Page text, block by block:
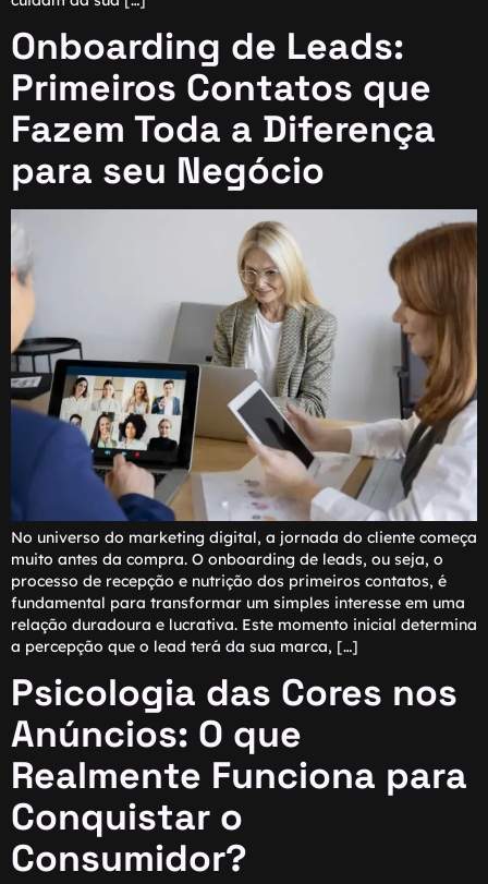
Onboarding de Leads:
Primeiros Contatos que
Fazem Toda a Diferença
para seu Negócio
No universo do marketing digital, a jornada do cliente começa
muito antes da compra. O onboarding de leads, ou seja, o
processo de recepção e nutrição dos primeiros contatos, é
fundamental para transformar um simples interesse em uma
relação duradoura e lucrativa. Este momento inicial determina
a percepção que o lead terá da sua marca, […]
Psicologia das Cores nos
Anúncios: O que
Realmente Funciona para
Conquistar o
Consumidor?